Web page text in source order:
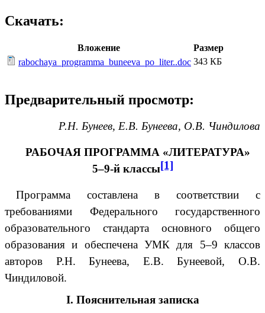
Скачать:
Вложение
Размер
rabochaya_programma_buneeva_po_liter..doc 343 КБ
Предварительный просмотр:
Р.Н. Бунеев, Е.В. Бунеева, О.В. Чиндилова
РАБОЧАЯ ПРОГРАММА «ЛИТЕРАТУРА»
5–9-й классы[1]
Программа составлена в соответствии с
требованиями Федерального государственного
образовательного стандарта основного общего
образования и обеспечена УМК для 5–9 классов
авторов Р.Н. Бунеева, Е.В. Бунеевой, О.В.
Чиндиловой.
I. Пояснительная записка